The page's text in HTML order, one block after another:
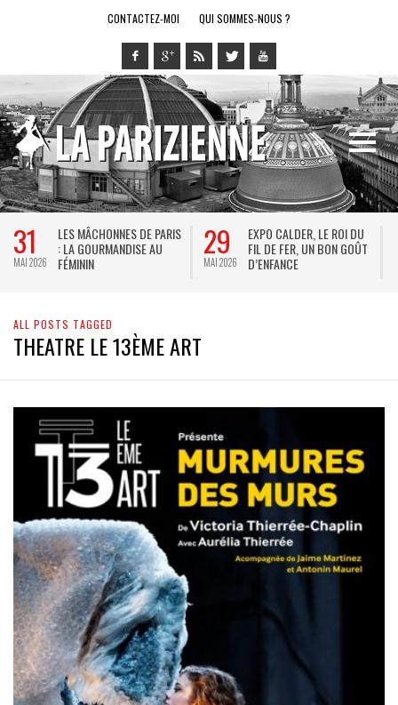
CONTACTEZ-MOI QUI SOMMES-NOUS ?
31
MAI 2026
LES MÂCHONNES DE PARIS
: LA GOURMANDISE AU
FÉMININ
29
MAI 2026
EXPO CALDER, LE ROI DU
FIL DE FER, UN BON GOÛT
D’ENFANCE
ALL POSTS TAGGED
THEATRE LE 13ÈME ART